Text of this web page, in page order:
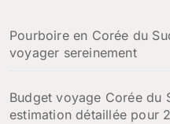
Pourboire en Corée du
voyager sereinement
Budget voyage Corée du
estimation détaillée pour